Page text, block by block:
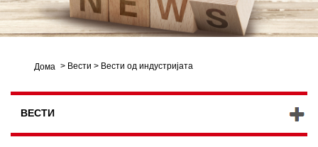
Дома > Вести > Вести од индустријата
ВЕСТИ